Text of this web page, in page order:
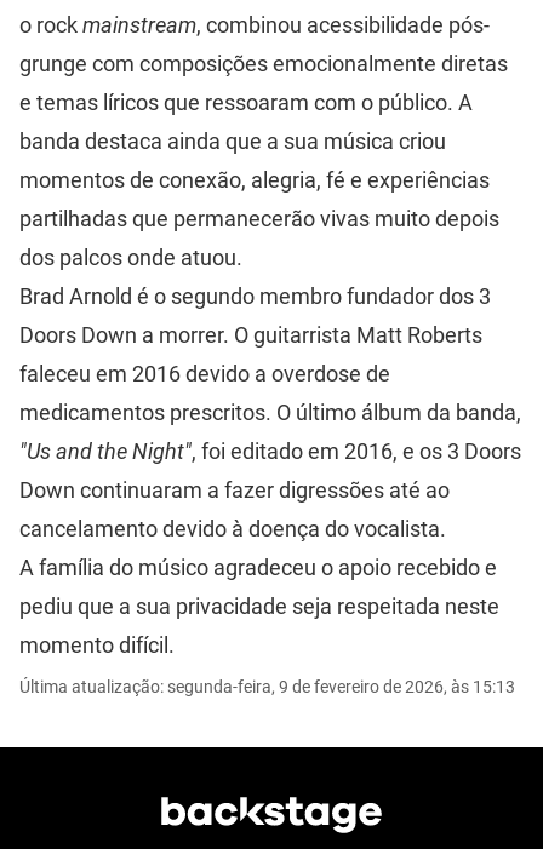
o rockmainstream, combinou acessibilidade pós-
grunge com composições emocionalmente diretas
e temas líricos que ressoaram com o público. A
banda destaca ainda que a sua música criou
momentos de conexão, alegria, fé e experiências
partilhadas que permanecerão vivas muito depois
dos palcos onde atuou.
Brad Arnold é o segundo membro fundador dos 3
Doors Down a morrer. O guitarrista Matt Roberts
faleceu em 2016 devido a overdose de
medicamentos prescritos. O último álbum da banda,
"Us and the Night", foi editado em 2016, e os 3 Doors
Down continuaram a fazer digressões até ao
cancelamento devido à doença do vocalista.
A família do músico agradeceu o apoio recebido e
pediu que a sua privacidade seja respeitada neste
momento difícil.
Última atualização: segunda-feira, 9 de fevereiro de 2026, às 15:13